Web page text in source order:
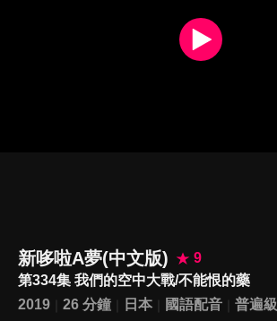
新哆啦A夢(中文版)
9
第334集 我們的空中大戰/不能恨的藥
2019
26 分鐘 日本 國語配音
普遍級